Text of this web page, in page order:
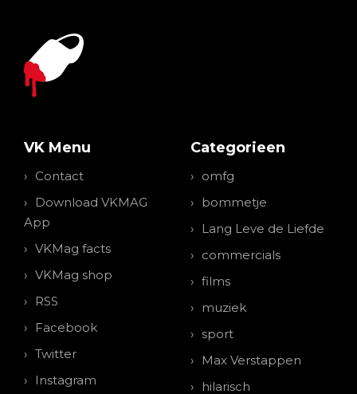
VK Menu
Contact
Download VKMAG
App
VKMag facts
VKMag shop
RSS
Facebook
Twitter
Instagram
Categorieen
omfg
bommetje
Lang Leve de Liefde
commercials
films
muziek
sport
Max Verstappen
hilarisch